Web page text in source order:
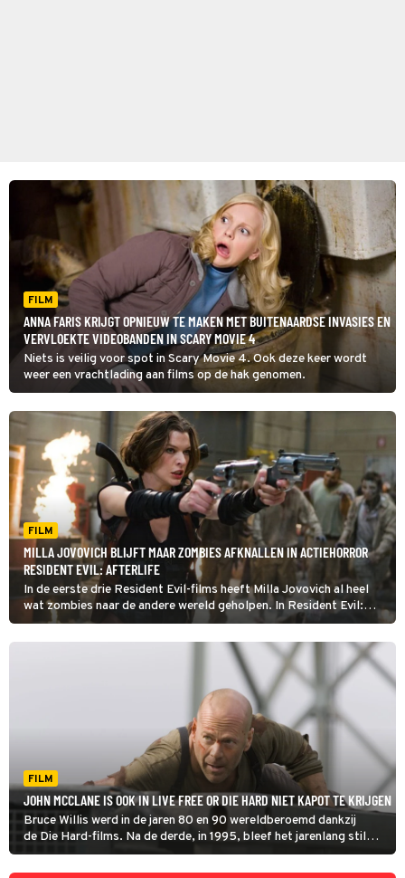
FILM
ANNA FARIS KRIJGT OPNIEUW TE MAKEN MET BUITENAARDSE INVASIES EN
VERVLOEKTE VIDEOBANDEN IN SCARY MOVIE 4
Niets is veilig voor spot in Scary Movie 4. Ook deze keer wordt
weer een vrachtlading aan films op de hak genomen.
FILM
MILLA JOVOVICH BLIJFT MAAR ZOMBIES AFKNALLEN IN ACTIEHORROR
RESIDENT EVIL: AFTERLIFE
In de eerste drie Resident Evil-films heeft Milla Jovovich al heel
wat zombies naar de andere wereld geholpen. In Resident Evil:
Afterlife gaat ze daar vrolijk mee door.
FILM
JOHN MCCLANE IS OOK IN LIVE FREE OR DIE HARD NIET KAPOT TE KRIJGEN
Bruce Willis werd in de jaren 80 en 90 wereldberoemd dankzij
de Die Hard-films. Na de derde, in 1995, bleef het jarenlang stil
rond Willis' personage John McClane. Tot hij in 2007 zijn
comeback maakte in Live Free or Die Hard.